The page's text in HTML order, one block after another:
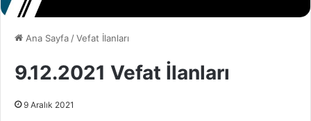
Ana Sayfa /Vefat İlanları
9.12.2021 Vefat İlanları
9 Aralık 2021